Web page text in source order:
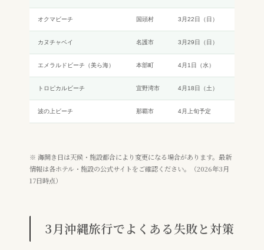
オクマビーチ 国頭村 3月22日（日）
カヌチャベイ 名護市 3月29日（日）
エメラルドビーチ（美ら海） 本部町 4月1日（水）
トロピカルビーチ 宜野湾市 4月18日（土）
波の上ビーチ 那覇市 4月上旬予定
※ 海開き日は天候・施設都合により変更になる場合があります。最新
情報は各ホテル・施設の公式サイトをご確認ください。（2026年3月
17日時点）
3月沖縄旅行でよくある失敗と対策